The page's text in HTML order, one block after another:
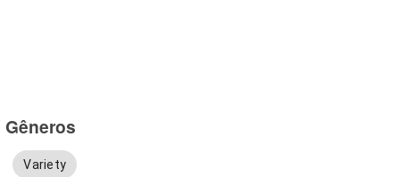
Gêneros
Variety